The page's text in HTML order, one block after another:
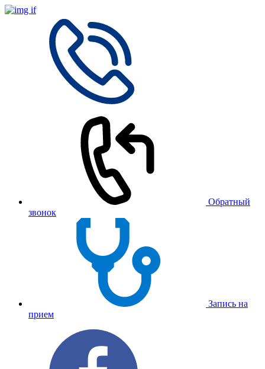
Обратный
звонок
Запись на
прием